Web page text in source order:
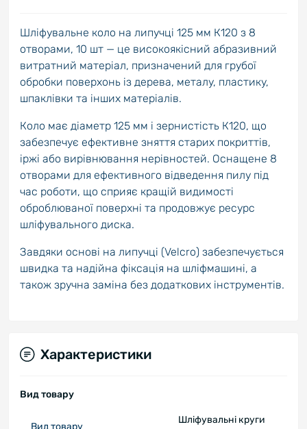
Шліфувальне коло на липучці 125 мм К120 з 8
отворами, 10 шт — це високоякісний абразивний
витратний матеріал, призначений для грубої
обробки поверхонь із дерева, металу, пластику,
шпаклівки та інших матеріалів.
Коло має діаметр 125 мм і зернистість К120, що
забезпечує ефективне зняття старих покриттів,
іржі або вирівнювання нерівностей. Оснащене 8
отворами для ефективного відведення пилу під
час роботи, що сприяє кращій видимості
оброблюваної поверхні та продовжує ресурс
шліфувального диска.
Завдяки основі на липучці (Velcro) забезпечується
швидка та надійна фіксація на шліфмашині, а
також зручна заміна без додаткових інструментів.
Характеристики
Вид товару
Шліфувальні круги